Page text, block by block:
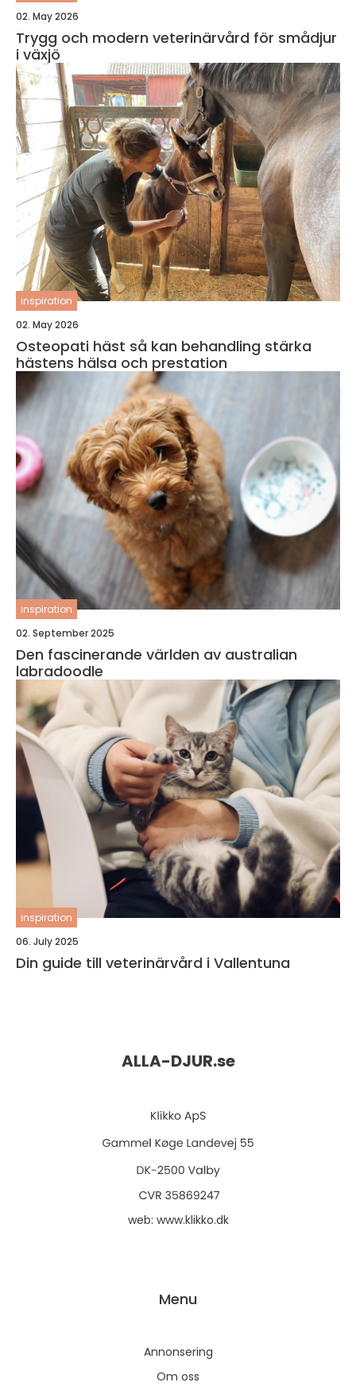
02. May 2026
Trygg och modern veterinärvård för smådjur
i växjö
inspiration
02. May 2026
Osteopati häst så kan behandling stärka
hästens hälsa och prestation
inspiration
02. September 2025
Den fascinerande världen av australian
labradoodle
inspiration
06. July 2025
Din guide till veterinärvård i Vallentuna
ALLA-DJUR.se
web: www.klikko.dk
Menu
Annonsering
Om oss